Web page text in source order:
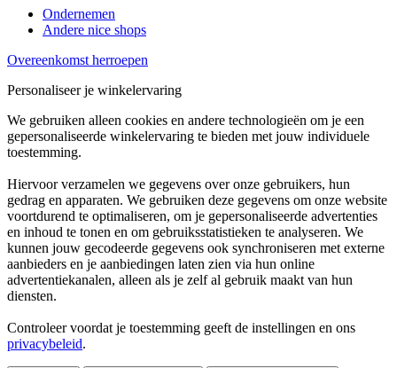
Ondernemen
Andere nice shops
Overeenkomst herroepen
Personaliseer je winkelervaring
We gebruiken alleen cookies en andere technologieën om je een
gepersonaliseerde winkelervaring te bieden met jouw individuele
toestemming.
Hiervoor verzamelen we gegevens over onze gebruikers, hun
gedrag en apparaten. We gebruiken deze gegevens om onze website
voortdurend te optimaliseren, om je gepersonaliseerde advertenties
en inhoud te tonen en om gebruiksstatistieken te analyseren. We
kunnen jouw gecodeerde gegevens ook synchroniseren met externe
aanbieders en je aanbiedingen laten zien via hun online
advertentiekanalen, alleen als je zelf al gebruik maakt van hun
diensten.
Controleer voordat je toestemming geeft de instellingen en ons
privacybeleid.